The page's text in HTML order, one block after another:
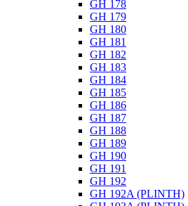
GH 178
GH 179
GH 180
GH 181
GH 182
GH 183
GH 184
GH 185
GH 186
GH 187
GH 188
GH 189
GH 190
GH 191
GH 192
GH 192A (PLINTH)